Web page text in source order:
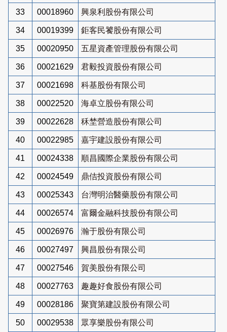
33 00018960 興泉利股份有限公司
34 00019399 鉅客民饕股份有限公司
35 00020950 五星資產管理股份有限公司
36 00021629 君毅投資股份有限公司
37 00021698 科基股份有限公司
38 00022520 海卓立股份有限公司
39 00022628 秝埜營造股份有限公司
40 00022985 嘉宇建設股份有限公司
41 00024338 順昌國際企業股份有限公司
42 00024549 鼎佶投資股份有限公司
43 00025343 台灣明治醫藥股份有限公司
44 00026574 富爾金融科技股份有限公司
45 00026976 瀚于股份有限公司
46 00027497 興昌股份有限公司
47 00027546 賀美股份有限公司
48 00027763 趣趣好食股份有限公司
49 00028186 聚寶第建設股份有限公司
50 00029538
眾享樂股份有限公司